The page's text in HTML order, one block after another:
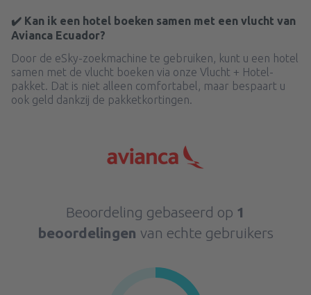
✔️ Kan ik een hotel boeken samen met een vlucht van
Avianca Ecuador?
Door de eSky-zoekmachine te gebruiken, kunt u een hotel
samen met de vlucht boeken via onze Vlucht + Hotel-
pakket. Dat is niet alleen comfortabel, maar bespaart u
ook geld dankzij de pakketkortingen.
Beoordeling gebaseerd op 1
beoordelingen van echte gebruikers